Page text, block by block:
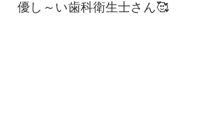
優し～い歯科衛生士さん🥰